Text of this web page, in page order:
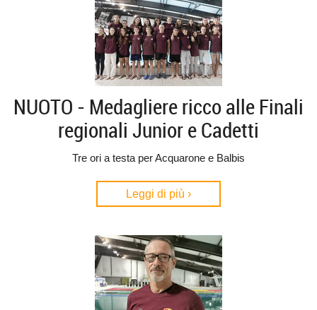
NUOTO - Medagliere ricco alle Finali
regionali Junior e Cadetti
Tre ori a testa per Acquarone e Balbis
Leggi di più ›